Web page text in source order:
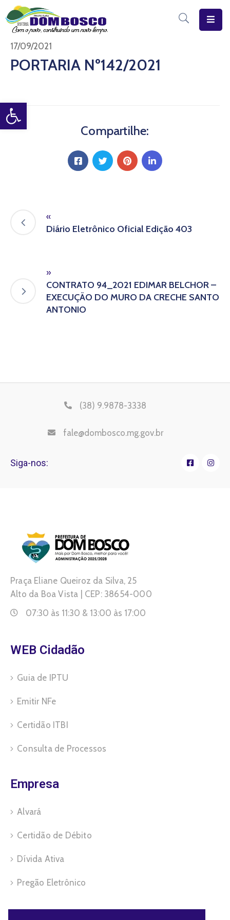
Open toolbar
Início
O
Estrutura
Diário
17/09/2021
PORTARIA Nº142/2021
Compartilhe:
«
Diário Eletrônico Oficial Edição 403
»
CONTRATO 94_2021 EDIMAR BELCHOR –
EXECUÇÃO DO MURO DA CRECHE SANTO
ANTONIO
(38) 9.9878-3338
fale@dombosco.mg.gov.br
Siga-nos:
Praça Eliane Queiroz da Silva, 25
Alto da Boa Vista | CEP: 38654-000
07:30 às 11:30 & 13:00 às 17:00
WEB Cidadão
Guia de IPTU
Emitir NFe
Certidão ITBI
Consulta de Processos
Empresa
Alvará
Certidão de Débito
Dívida Ativa
Pregão Eletrônico